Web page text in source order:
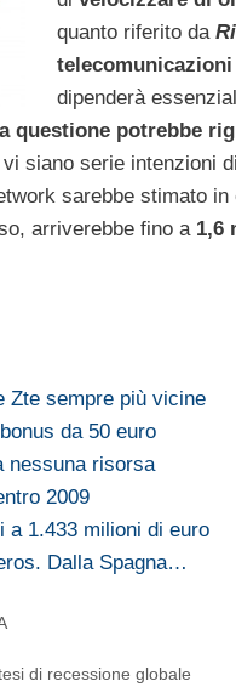
quanto riferito da
dipenderà
questione potrebbe
siano serie intenzioni
sarebbe stimato in
arriverebbe fino a 1,6
Zte sempre più vicine
da 50 euro
nessuna risorsa
2009
a 1.433 milioni di euro
Dalla Spagna…
di recessione globale